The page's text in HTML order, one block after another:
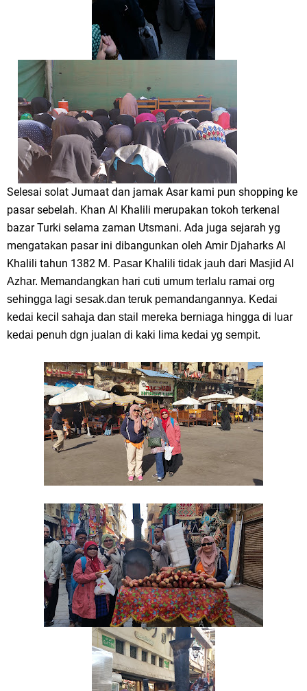
Selesai solat Jumaat dan jamak Asar kami pun shopping ke
pasar sebelah. Khan Al Khalili merupakan tokoh terkenal
bazar Turki selama zaman Utsmani. Ada juga sejarah yg
mengatakan pasar ini dibangunkan oleh Amir Djaharks Al
Khalili tahun 1382 M. Pasar Khalili tidak jauh dari Masjid Al
Azhar. Memandangkan hari cuti umum terlalu ramai org
sehingga lagi sesak.dan teruk pemandangannya. Kedai
kedai kecil sahaja dan stail mereka berniaga hingga di luar
kedai penuh dgn jualan di kaki lima kedai yg sempit.